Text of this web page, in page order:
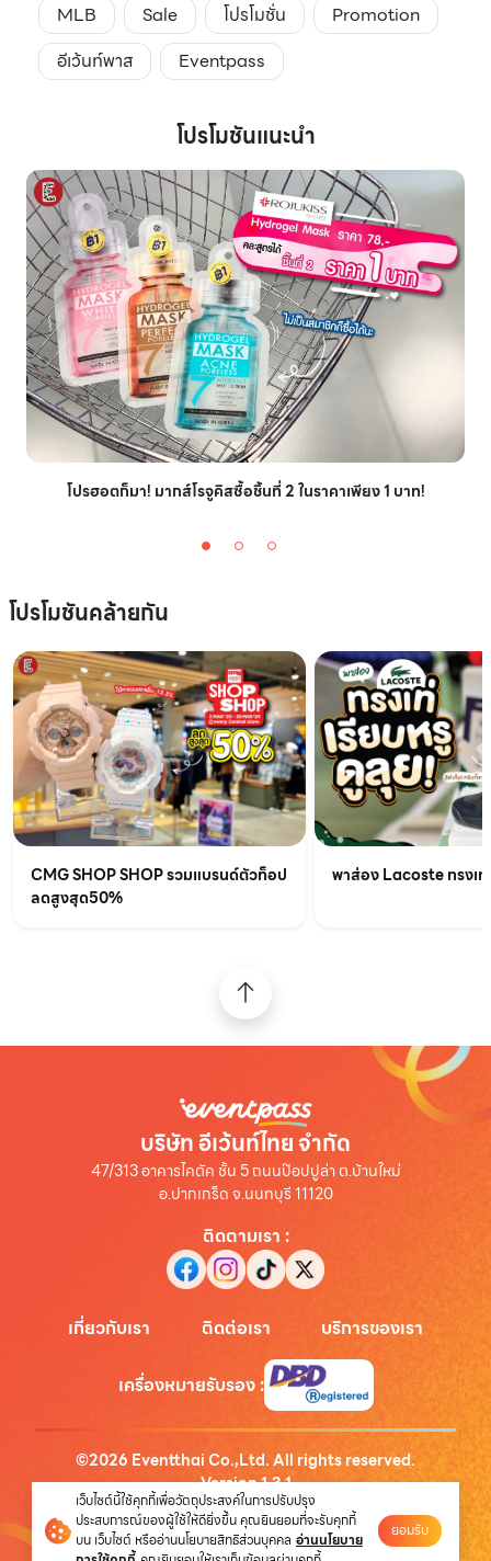
MLB Sale โปรโมชั่น
Promotion
อีเว้นท์พาส
Eventpass
โปรโมชันแนะนำ
โปรฮอตก็มา! มากส์โรจูคิสซื้อชิ้นที่ 2 ในราคาเพียง 1 บาท!
โปรโมชันคล้ายกัน
CMG SHOP SHOP รวมแบรนด์ตัวท็อป
ลดสูงสุด50%
พาส่อง Lacoste ทรงเ
บริษัท อีเว้นท์ไทย จำกัด
47/313 อาคารไคตัค ชั้น 5 ถนนป๊อปปูล่า ต.บ้านใหม่
อ.ปากเกร็ด จ.นนทบุรี 11120
ติดตามเรา :
เกี่ยวกับเรา ติดต่อเรา บริการของเรา
เครื่องหมายรับรอง:
©2026 Eventthai Co.,Ltd. All rights reserved.
Version1.3.1
นโยบายความเป็นส่วนตัว
เว็บไซต์นี้ใช้คุกกี้เพื่อวัตถุประสงค์ในการปรับปรุง
ประสบการณ์ของผู้ใช้ให้ดียิ่งขึ้น คุณยินยอมที่จะรับคุกกี้
บน เว็บไซต์ หรืออ่านนโยบายสิทธิส่วนบุคคล อ่านนโยบาย
ยอมรับ